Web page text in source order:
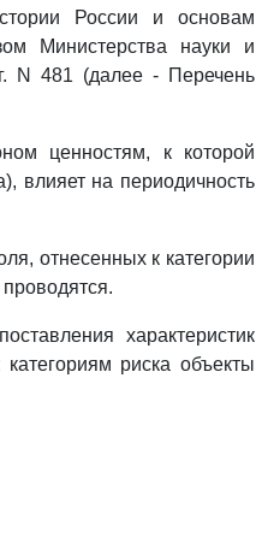
России и основам
Министерства науки и
N 481 (далее - Перечень
ценностям, к которой
влияет на периодичность
отнесенных к категории
характеристик
риска объекты